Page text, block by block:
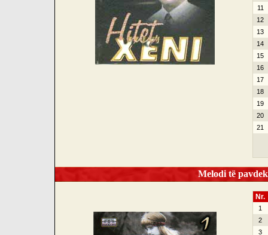
11
12
13
14
15
16
17
18
19
20
21
Melodi të
Nr.
1
2
3